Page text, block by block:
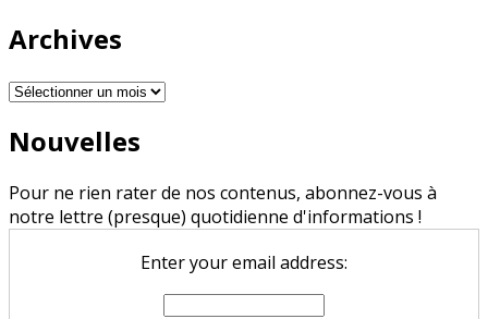
Archives
Archives
Nouvelles
Pour ne rien rater de nos contenus, abonnez-vous à
notre lettre (presque) quotidienne d'informations !
Enter your email address: